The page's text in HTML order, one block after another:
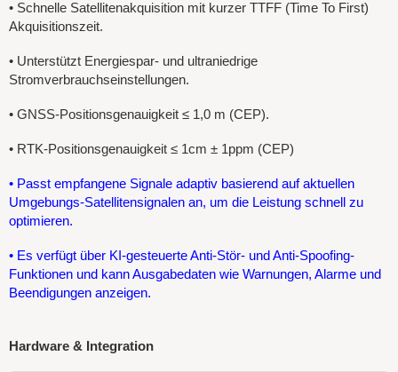
• Schnelle Satellitenakquisition mit kurzer TTFF (Time To First)
Akquisitionszeit.
• Unterstützt Energiespar- und ultraniedrige
Stromverbrauchseinstellungen.
• GNSS-Positionsgenauigkeit ≤ 1,0 m (CEP).
• RTK-Positionsgenauigkeit ≤ 1cm ± 1ppm (CEP)
• Passt empfangene Signale adaptiv basierend auf aktuellen
Umgebungs-Satellitensignalen an, um die Leistung schnell zu
optimieren.
• Es verfügt über KI-gesteuerte Anti-Stör- und Anti-Spoofing-
Funktionen und kann Ausgabedaten wie Warnungen, Alarme und
Beendigungen anzeigen.
Hardware & Integration